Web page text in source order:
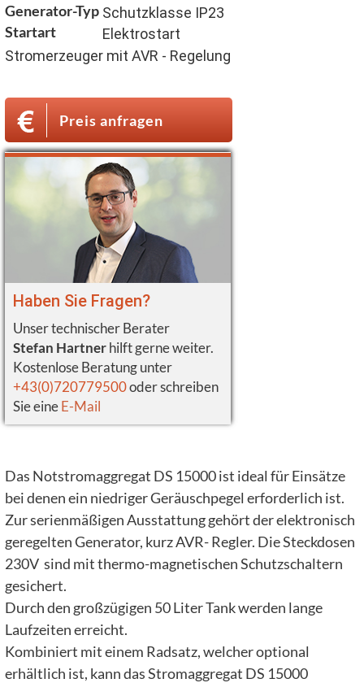
Generator-Typ Schutzklasse IP23
Startart
Elektrostart
Stromerzeuger mit AVR - Regelung
Preis anfragen
Haben Sie Fragen?
Unser technischer Berater
Stefan Hartnerhilft gerne weiter.
Kostenlose Beratung unter
+43(0)720779500oder schreiben
Sie eineE-Mail
Das Notstromaggregat DS 15000 ist ideal für Einsätze
bei denen ein niedriger Geräuschpegel erforderlich ist.
Zur serienmäßigen Ausstattung gehört der elektronisch
geregelten Generator, kurz AVR- Regler. Die Steckdosen
230V sind mit thermo-magnetischen Schutzschaltern
gesichert.
Durch den großzügigen 50 Liter Tank werden lange
Laufzeiten erreicht.
Kombiniert mit einem Radsatz, welcher optional
erhältlich ist, kann das Stromaggregat DS 15000